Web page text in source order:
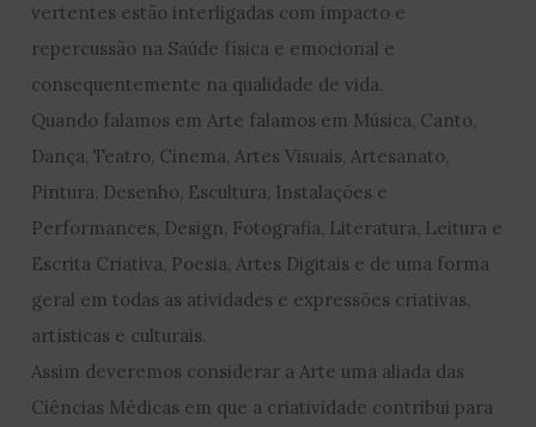
vertentes estão interligadas com impacto e
repercussão na Saúde física e emocional e
consequentemente na qualidade de vida.
Quando falamos em Arte falamos em Música, Canto,
Dança, Teatro, Cinema, Artes Visuais, Artesanato,
Pintura, Desenho, Escultura, Instalações e
Performances, Design, Fotografia, Literatura, Leitura e
Escrita Criativa, Poesia, Artes Digitais e de uma forma
geral em todas as atividades e expressões criativas,
artísticas e culturais.
Assim deveremos considerar a Arte uma aliada das
Ciências Médicas em que a criatividade contribui para